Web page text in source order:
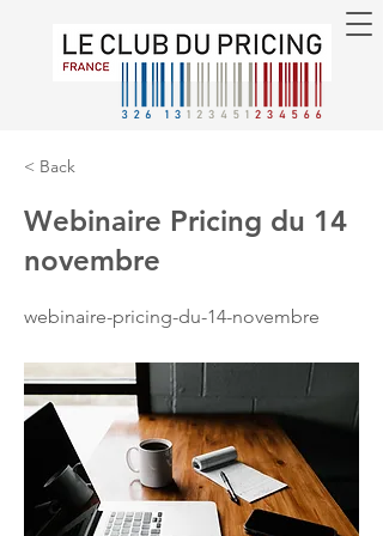
< Back
Webinaire Pricing du 14
novembre
webinaire-pricing-du-14-novembre